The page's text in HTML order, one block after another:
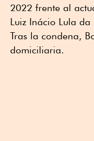
2022 frente al
Luiz Inácio Lula da
Tras la condena,
domiciliaria.